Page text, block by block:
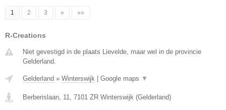
1 2 3 » »»
R-Creations
Niet gevestigd in de plaats Lievelde, maar wel in de provincie
Gelderland.
Gelderland » Winterswijk Google maps ▼
Berberislaan, 11, 7101 ZR Winterswijk (Gelderland)